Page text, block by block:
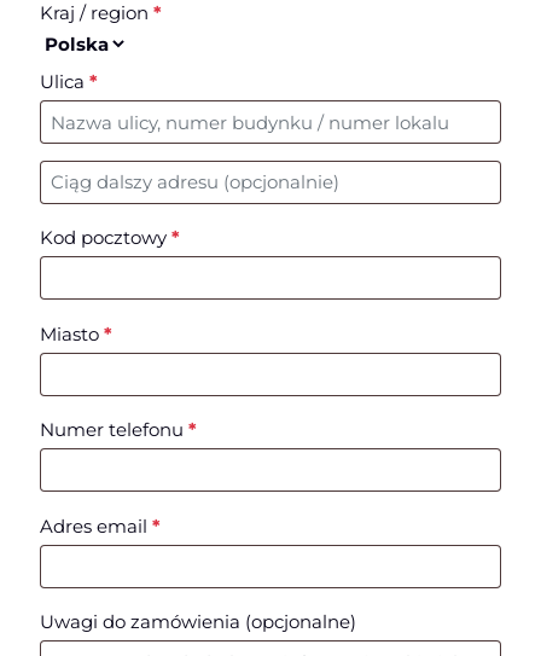
Kraj / region *
Ulica *
Nr mieszkania, lokalu, itp. (opcjonalne)
Kod pocztowy *
Miasto *
Numer telefonu *
Adres email *
Uwagi do zamówienia (opcjonalne)